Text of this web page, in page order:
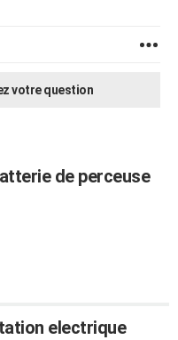
votre question
de perceuse
electrique